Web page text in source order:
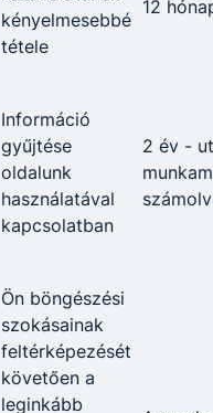
kényelmesebbé
tétele
12
Információ
gyűjtése
oldalunk
használatával
kapcsolatban
2 év -
Ön böngészési
szokásainak
feltérképezését
követően a
leginkább